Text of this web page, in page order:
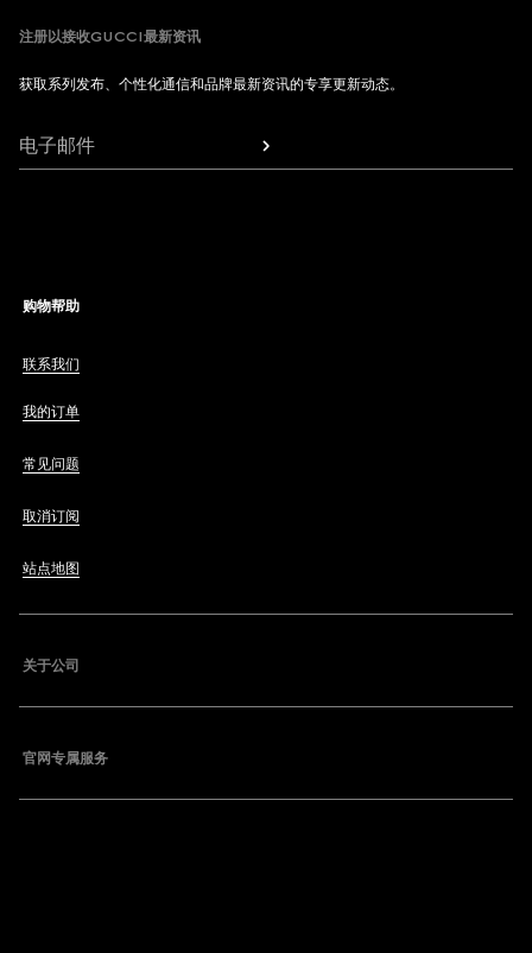
注册以接收GUCCI最新资讯
获取系列发布、个性化通信和品牌最新资讯的专享更新动态。
电子邮件
购物帮助
联系我们
我的订单
常见问题
取消订阅
站点地图
关于公司
官网专属服务